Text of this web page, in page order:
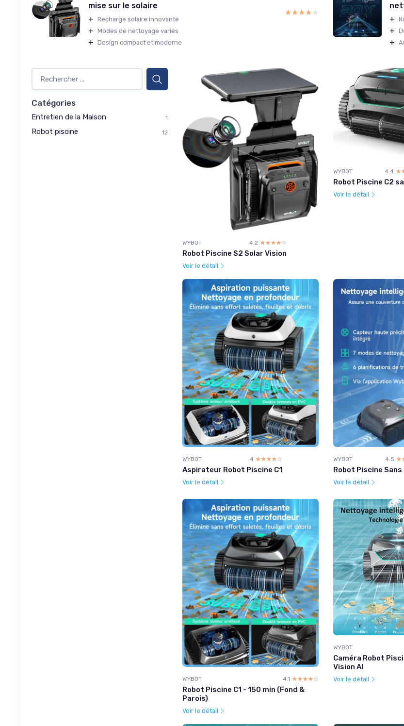
mise sur le solaire
+ Recharge solaire innovante
+ Modes de nettoyage variés
+ Design compact et moderne
★★★★★
★★★★★
+
+
+
Catégories
Entretien de la Maison 1
Robot piscine 12
WYBOT 4.2 ☆☆☆☆☆
★★★★★
Robot Piscine S2 Solar Vision
Voir le détail
WYBOT 4.4
Robot Piscine C2
Voir le détail
WYBOT 4 ☆☆☆☆☆
★★★★★
Aspirateur Robot Piscine C1
Voir le détail
WYBOT 4.5
Robot Piscine Sans
Voir le détail
WYBOT 4.1 ☆☆☆☆☆
★★★★★
Robot Piscine C1 - 150 min (Fond &
Parois)
Voir le détail
WYBOT
Caméra Robot
Vision AI
Voir le détail